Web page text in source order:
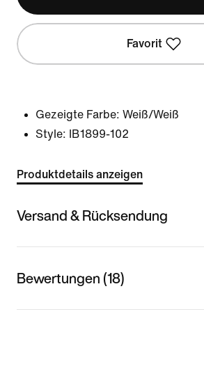
Favorit
Gezeigte Farbe: Weiß/Weiß
Style:
IB1899-102
Produktdetails anzeigen
Versand & Rücksendung
Bewertungen (18)